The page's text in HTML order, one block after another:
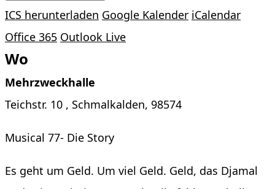
ICS herunterladen Google Kalender iCalendar
Office 365 Outlook Live
Wo
Mehrzweckhalle
Teichstr. 10 , Schmalkalden, 98574
Musical 77- Die Story
Es geht um Geld. Um viel Geld. Geld, das Djamal